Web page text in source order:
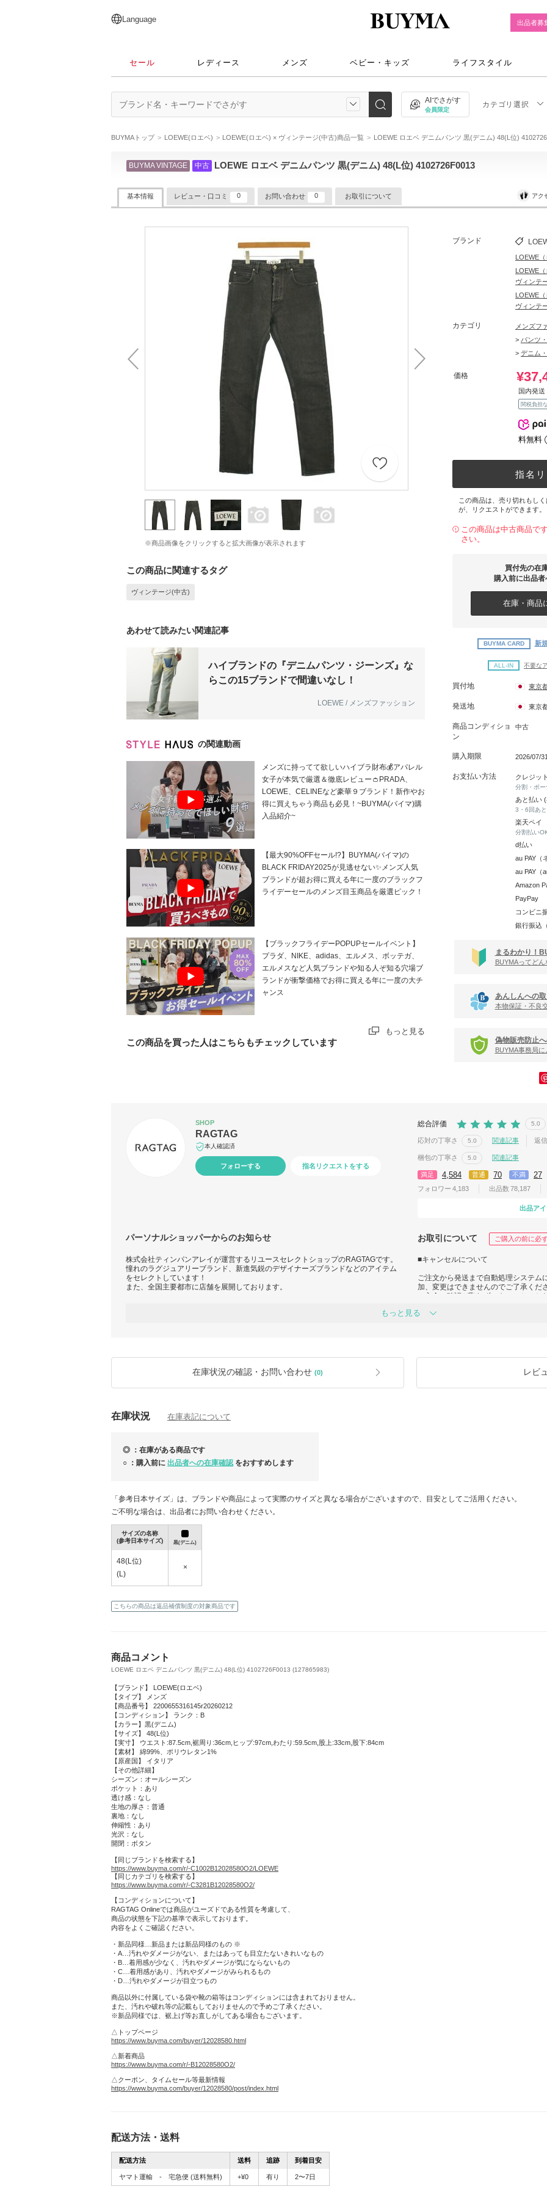
日本語
English
简体中文
繁體中文
Language 出品者募
セール レディース メンズ ベビー・キッズ ライフスタイル
AIでさがす
会員限定
カテゴリ選択
BUYMAトップ LOEWE(ロエベ) LOEWE(ロエベ) × ヴィンテージ(中古)商品一覧 LOEWE ロエベ デニムパンツ 黒(デニム) 48(L位)
BUYMA VINTAGE 中古 LOEWE ロエベ デニムパンツ 黒(デニム) 48(L位) 4102726F0013
基本情報 レビュー・口コミ 0 お問い合わせ 0 お取引について アク
※商品画像をクリックすると拡大画像が表示されます
この商品に関連するタグ
ヴィンテージ(中古)
あわせて読みたい関連記事
ハイブランドの『デニムパンツ・ジーンズ』な
らこの15ブランドで間違いなし！
LOEWE / メンズファッション
の関連動画
メンズに持ってて欲しいハイブラ財布💰アパレル
女子が本気で厳選＆徹底レビュー👛PRADA、
LOEWE、CELINEなど豪華９ブランド！新作やお
得に買えちゃう商品も必見！~BUYMA(バイマ)購
入品紹介~
【最大90%OFFセール!?】BUYMA(バイマ)の
BLACK FRIDAY2025が見逃せない✨メンズ人気
ブランドが超お得に買える年に一度のブラックフ
ライデーセールのメンズ目玉商品を厳選ピック！
【ブラックフライデーPOPUPセールイベント】
プラダ、NIKE、adidas、エルメス、ボッテガ、
エルメスなど人気ブランドや知る人ぞ知る穴場ブ
ランドが衝撃価格でお得に買える年に一度の大チ
ャンス
もっと見る
この商品を買った人はこちらもチェックしています
ブランド
LOEWE
LOEWE
ヴィンテ
LOEWE
ヴィンテ
カテゴリ
メンズフ
> パンツ
> デニム
価格
国内発
関税負担な
料無料
指名
この商品は、売り切れもし
が、リクエストができます。
この商品は中古商品で
さい。
買付先の在
購入前に出品者
在庫・商品
BUYMA CARD 新
ALL-IN 不要な
買付地 東京
発送地 東京
商品コンディショ
ン
中古
購入期限 2026/07/31
お支払い方法 クレジッ
分割・ボー
あと払い
3・6回あ
楽天ペイ
分割払い
d払い
au PAY（
au PAY（
Amazon
PayPay
コンビニ
銀行振込
まるわかり！
BUYMAってど
あんしんへの
本物保証・不良
偽物販売防止
BUYMA事務局
SHOP
RAGTAG
本人確認済
フォローする 指名リクエストをする
総合評価 5.0
応対の丁寧さ 5.0 関連記事 返
梱包の丁寧さ 5.0 関連記事
満足 4,584 普通 70 不満 27
フォロワー 4,183 出品数 78,187
出品ア
パーソナルショッパーからのお知らせ お取引について ご購入の前に必
株式会社ティンパンアレイが運営するリユースセレクトショップのRAGTAGです。
憧れのラグジュアリーブランド、新進気鋭のデザイナーズブランドなどのアイテム
をセレクトしています！
また、全国主要都市に店舗を展開しております。
https://www.buyma.com/r/-B12028580/?ts=1
■キャンセルについて
ご注文から発送まで自動処理システム
加、変更はできませんのでご了承くだ
ご入金の確認が取れず、キャンセル
合、ご注文はキャンセルとなります。
もっと見る
在庫状況の確認・お問い合わせ (0) レビ
在庫状況 在庫表記について
◎ ：在庫がある商品です
○ ：購入前に 出品者への在庫確認 をおすすめします
「参考日本サイズ」は、ブランドや商品によって実際のサイズと異なる場合がございますので、目安としてご活用ください。
ご不明な場合は、出品者にお問い合わせください。
サイズの名称
(参考日本サイズ)
黒(デニム)
48(L位)
(L)
×
こちらの商品は返品補償制度の対象商品です
商品コメント
LOEWE ロエベ デニムパンツ 黒(デニム) 48(L位) 4102726F0013 (127865983)
【ブランド】 LOEWE(ロエベ)
【タイプ】 メンズ
【商品番号】 2200655316145r20260212
【コンディション】 ランク：B
【カラー】黒(デニム)
【サイズ】 48(L位)
【実寸】 ウエスト:87.5cm,裾周り:36cm,ヒップ:97cm,わたり:59.5cm,股上:33cm,股下:84cm
【素材】 綿99%、ポリウレタン1%
【原産国】 イタリア
【その他詳細】
シーズン：オールシーズン
ポケット：あり
透け感：なし
生地の厚さ：普通
裏地：なし
伸縮性：あり
光沢：なし
開閉：ボタン
【同じブランドを検索する】
https://www.buyma.com/r/-C1002B12028580O2/LOEWE
【同じカテゴリを検索する】
https://www.buyma.com/r/-C3281B12028580O2/
【コンディションについて】
RAGTAG Onlineでは商品がユーズドである性質を考慮して、
商品の状態を下記の基準で表示しております。
内容をよくご確認ください。
・新品同様…新品または新品同様のもの ※
・A…汚れやダメージがない、またはあっても目立たないきれいなもの
・B…着用感が少なく、汚れやダメージが気にならないもの
・C…着用感があり、汚れやダメージがみられるもの
・D…汚れやダメージが目立つもの
商品以外に付属している袋や靴の箱等はコンディションには含まれておりません。
また、汚れや破れ等の記載もしておりませんので予めご了承ください。
※新品同様では、裾上げ等お直しがしてある場合もございます。
△トップページ
https://www.buyma.com/buyer/12028580.html
△新着商品
https://www.buyma.com/r/-B12028580O2/
△クーポン、タイムセール等最新情報
https://www.buyma.com/buyer/12028580/post/index.html
配送方法・送料
配送方法 送料 追跡 到着目安
ヤマト運輸 - 宅急便 (送料無料) +¥0 有り 2〜7日